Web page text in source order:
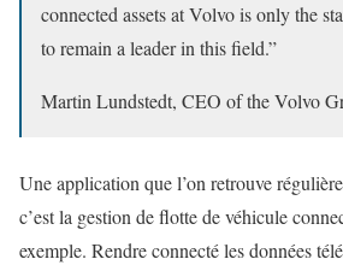
connected assets at Volvo is only the
to remain a leader in this field.”
Martin Lundstedt, CEO of the Volvo
Une application que l’on retrouve
c’est la gestion de flotte de véhicule
exemple. Rendre connecté les données